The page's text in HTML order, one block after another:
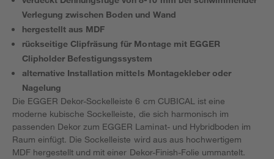
Verlegung zwischen Boden und Wand
hergestellt aus MDF
rückseitige Clipfräsung für Montage mit EGGER
Clipholder Befestigungssystem
alternative Installation mittels Montagekleber oder
Nagelung
Die EGGER Dekor-Sockelleiste 6 cm CUBICAL ist eine
moderne kubische Sockelleiste, die sich harmonisch im
passenden Dekor zum EGGER Laminat- und Hybridboden im
Raum einfügt. Die Sockelleiste wird aus aus hochwertigem
MDF hergestellt und mit einer Dekor-Finish-Folie ummantelt.